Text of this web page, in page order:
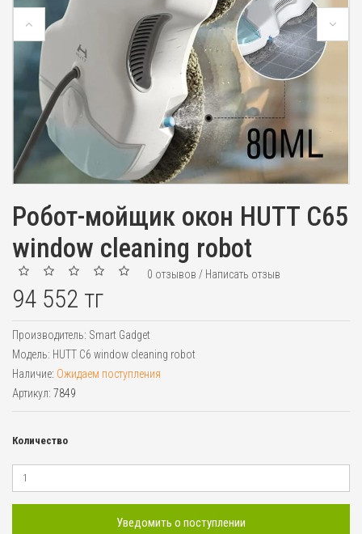
Робот-мойщик окон HUTT C65
window cleaning robot
0 отзывов / Написать отзыв
94 552 тг
Производитель: Smart Gadget
Модель: HUTT C6 window cleaning robot
Наличие: Ожидаем поступления
Артикул: 7849
Количество
Уведомить о поступлении